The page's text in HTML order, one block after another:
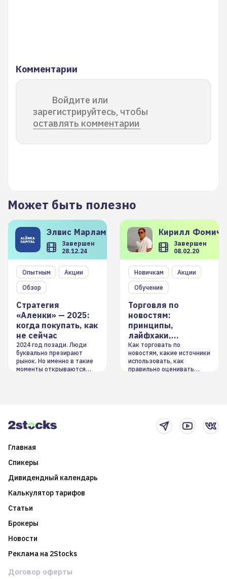
Комментарии
Войдите или
зарегистрируйтесь, чтобы
оставлять комментарии
Может быть полезно
Элвис Марламов
Завершен
28.12.24
Опытным
Акции
Обзор
Стратегия
«Аленки» — 2025:
когда покупать, как
не сейчас
2024 год позади. Люди
буквально презирают
рынок. Но именно в такие
моменты открываются
Кирилл
Завершен
08.02.20
Новичкам
Акции
Обучение
Торговля по
новостям:
принципы,
лайфхаки,
инструменты
Как торговать по
новостям, какие источники
использовать, как
правильно оценивать
Главная
Спикеры
Дивидендный календарь
Калькулятор тарифов
Статьи
Брокеры
Новости
Реклама на 2Stocks
Договор оферты